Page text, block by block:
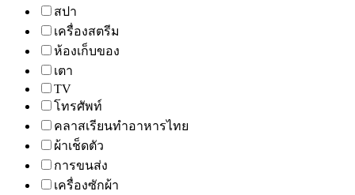
สปา
เครื่องสตรีม
ห้องเก็บของ
เตา
TV
โทรศัพท์
คลาสเรียนทำอาหารไทย
ผ้าเช็ดตัว
การขนส่ง
เครื่องซักผ้า